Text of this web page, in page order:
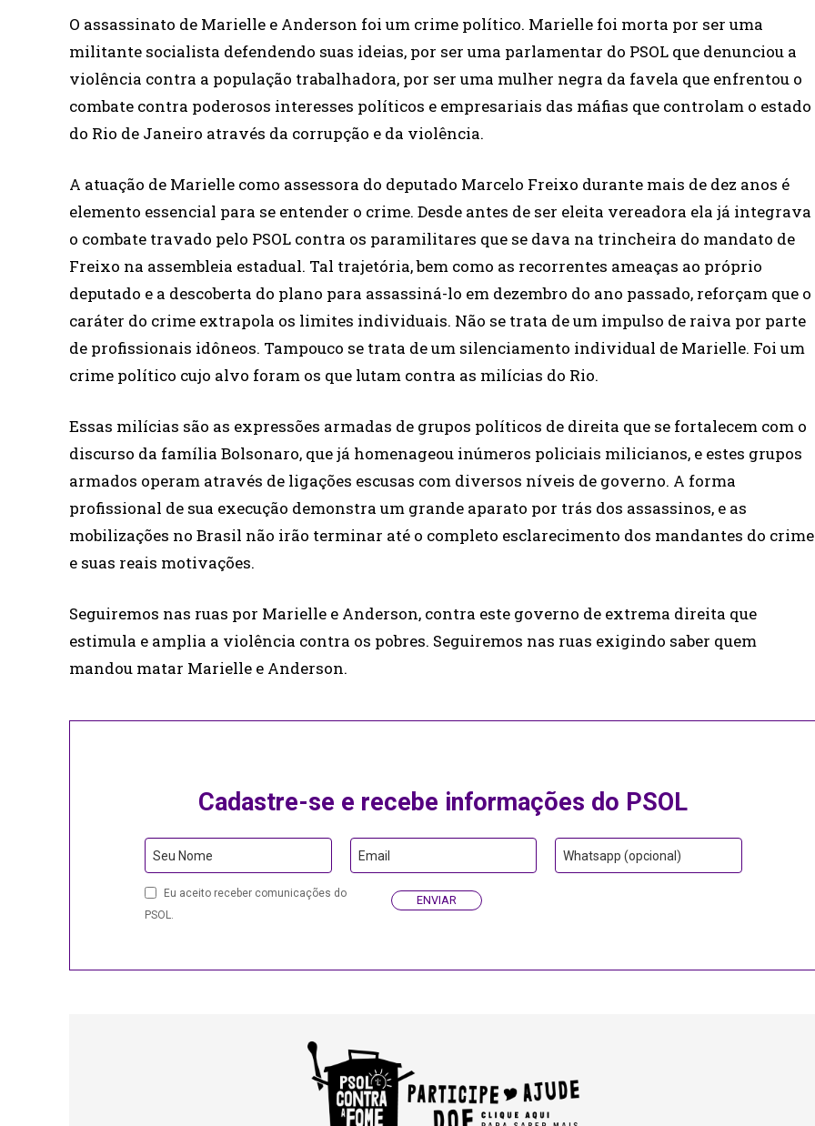
O assassinato de Marielle e Anderson foi um crime político. Marielle foi morta por ser uma
militante socialista defendendo suas ideias, por ser uma parlamentar do PSOL que denunciou a
violência contra a população trabalhadora, por ser uma mulher negra da favela que enfrentou o
combate contra poderosos interesses políticos e empresariais das máfias que controlam o estado
do Rio de Janeiro através da corrupção e da violência.
A atuação de Marielle como assessora do deputado Marcelo Freixo durante mais de dez anos é
elemento essencial para se entender o crime. Desde antes de ser eleita vereadora ela já integrava
o combate travado pelo PSOL contra os paramilitares que se dava na trincheira do mandato de
Freixo na assembleia estadual. Tal trajetória, bem como as recorrentes ameaças ao próprio
deputado e a descoberta do plano para assassiná-lo em dezembro do ano passado, reforçam que o
caráter do crime extrapola os limites individuais. Não se trata de um impulso de raiva por parte
de profissionais idôneos. Tampouco se trata de um silenciamento individual de Marielle. Foi um
crime político cujo alvo foram os que lutam contra as milícias do Rio.
Essas milícias são as expressões armadas de grupos políticos de direita que se fortalecem com o
discurso da família Bolsonaro, que já homenageou inúmeros policiais milicianos, e estes grupos
armados operam através de ligações escusas com diversos níveis de governo. A forma
profissional de sua execução demonstra um grande aparato por trás dos assassinos, e as
mobilizações no Brasil não irão terminar até o completo esclarecimento dos mandantes do crime
e suas reais motivações.
Seguiremos nas ruas por Marielle e Anderson, contra este governo de extrema direita que
estimula e amplia a violência contra os pobres. Seguiremos nas ruas exigindo saber quem
mandou matar Marielle e Anderson.
Cadastre-se e recebe informações do PSOL
Seu Nome Email Whatsapp (opcional)
Eu aceito receber comunicações do
PSOL.
ENVIAR